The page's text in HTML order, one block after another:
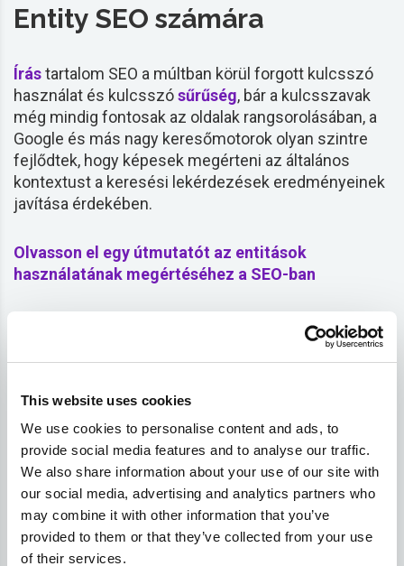
This website uses cookies
We use cookies to personalise content and ads, to
provide social media features and to analyse our traffic.
We also share information about your use of our site with
our social media, advertising and analytics partners who
may combine it with other information that you’ve
provided to them or that they’ve collected from your use
of their services.
Entity SEO számára
Írástartalom SEO a múltban körül forgott kulcsszó
használat és kulcsszósűrűség, bár a kulcsszavak
még mindig fontosak az oldalak rangsorolásában, a
Google és más nagy keresőmotorok olyan szintre
fejlődtek, hogy képesek megérteni az általános
kontextust a keresési lekérdezések eredményeinek
javítása érdekében.
Olvasson el egy útmutatót az entitások
használatának megértéséhez a SEO-ban
Az InLinks funkciókat biztosít a meglévő tartalom
optimalizálásához vagy új tartalom létrehozásához,
amely a Entitások számára optimalizálva van több
lengyel és német) (további nyelveket is felveszünk a
következő nyelvek közéjövőbeli).
A rendszer indításakor egyauditálásvagy rövid
tartalmi tájékoztató az InLinks-en egy maggal
kezdvekulcsszó, az InLinksNLPátfut atop10 oldalt
a Google SERP-ben, és megjeleníti a legjelentősebb